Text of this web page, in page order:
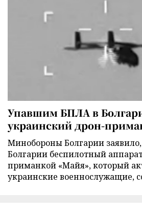
Упавшим БПЛА в
украинский дрон-
Минобороны Болгарии
Болгарии беспилотный
приманкой «Майя», который
украинские военнослужащие,